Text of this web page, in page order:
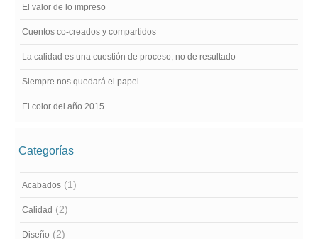
El valor de lo impreso
Cuentos co-creados y compartidos
La calidad es una cuestión de proceso, no de resultado
Siempre nos quedará el papel
El color del año 2015
Categorías
Acabados (1)
Calidad (2)
Diseño (2)